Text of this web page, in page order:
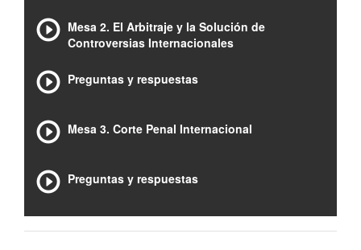
Mesa 2. El Arbitraje y la Solución de
Controversias Internacionales
Preguntas y respuestas
Mesa 3. Corte Penal Internacional
Preguntas y respuestas